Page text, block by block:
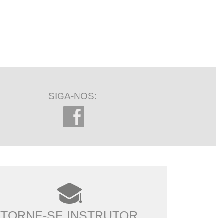
SIGA-NOS:
TORNE-SE INSTRUTOR